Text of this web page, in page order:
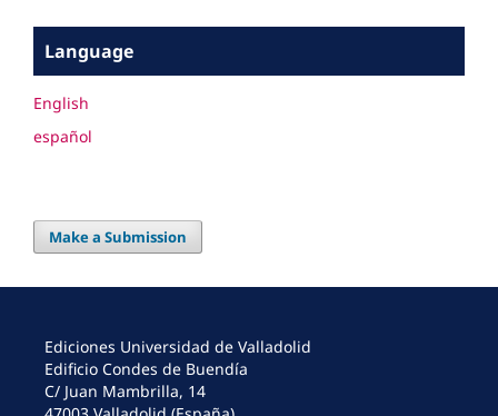
Language
English
español
Make a Submission
Ediciones Universidad de Valladolid
Edificio Condes de Buendía
C/ Juan Mambrilla, 14